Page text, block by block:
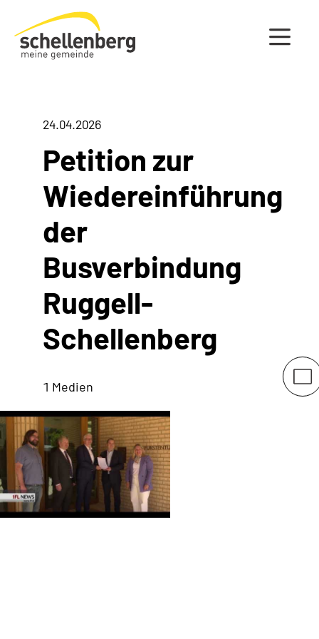
Gemeinde Schellenberg Startseite
24.04.2026
Petition zur
Wiedereinführung
der
Busverbindung
Ruggell-
Schellenberg
1 Medien